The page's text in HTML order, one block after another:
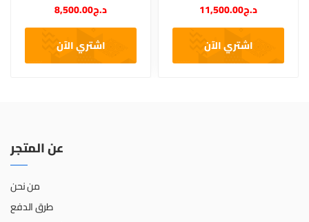
د.ج8,500.00
اشتري الآن
د.ج11,500.00
اشتري الآن
عن المتجر
من نحن
طرق الدفع